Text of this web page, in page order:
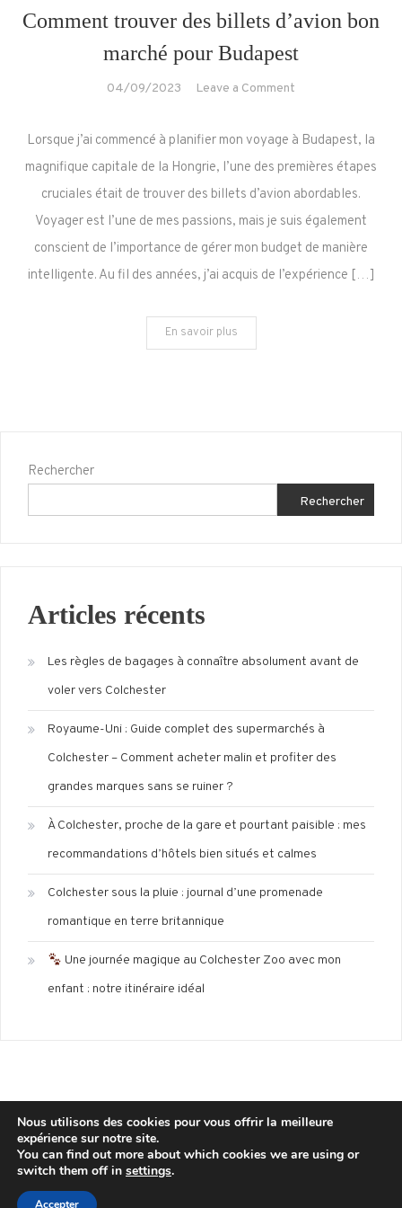
Comment trouver des billets d’avion bon
marché pour Budapest
04/09/2023 Leave a Comment
trouver
d’avion
bon
marché
pour
Lorsque j’ai commencé à planifier mon voyage à Budapest, la
magnifique capitale de la Hongrie, l’une des premières étapes
cruciales était de trouver des billets d’avion abordables.
Voyager est l’une de mes passions, mais je suis également
conscient de l’importance de gérer mon budget de manière
intelligente. Au fil des années, j’ai acquis de l’expérience […]
En savoir plus
Rechercher
Rechercher
Articles récents
Les règles de bagages à connaître absolument avant de
voler vers Colchester
Royaume-Uni : Guide complet des supermarchés à
Colchester – Comment acheter malin et profiter des
grandes marques sans se ruiner ?
À Colchester, proche de la gare et pourtant paisible : mes
recommandations d’hôtels bien situés et calmes
Colchester sous la pluie : journal d’une promenade
romantique en terre britannique
Une journée magique au Colchester Zoo avec mon
enfant : notre itinéraire idéal
Mentions légales Politique de confidentialité
Copyright © 2025 wisdom-blog
Nous utilisons des cookies pour vous offrir la meilleure
expérience sur notre site.
You can find out more about which cookies we are using or
switch them off in settings.
Accepter